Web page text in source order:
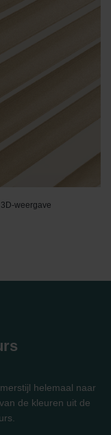
ve Ticaret
Policy
o ochronie
weergave
helemaal naar
de kleuren uit de